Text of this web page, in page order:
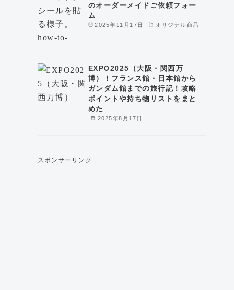
2025年11月17日 オリジナル商品
のオーダーメイドご依頼フォー
ム
2025年8月17日
EXPO2025（大阪・関西万
博）！フランス館・日本館から
ガンダム館までの旅行記！攻略
ポイントや持ち物リストをまと
めた
スポンサーリンク